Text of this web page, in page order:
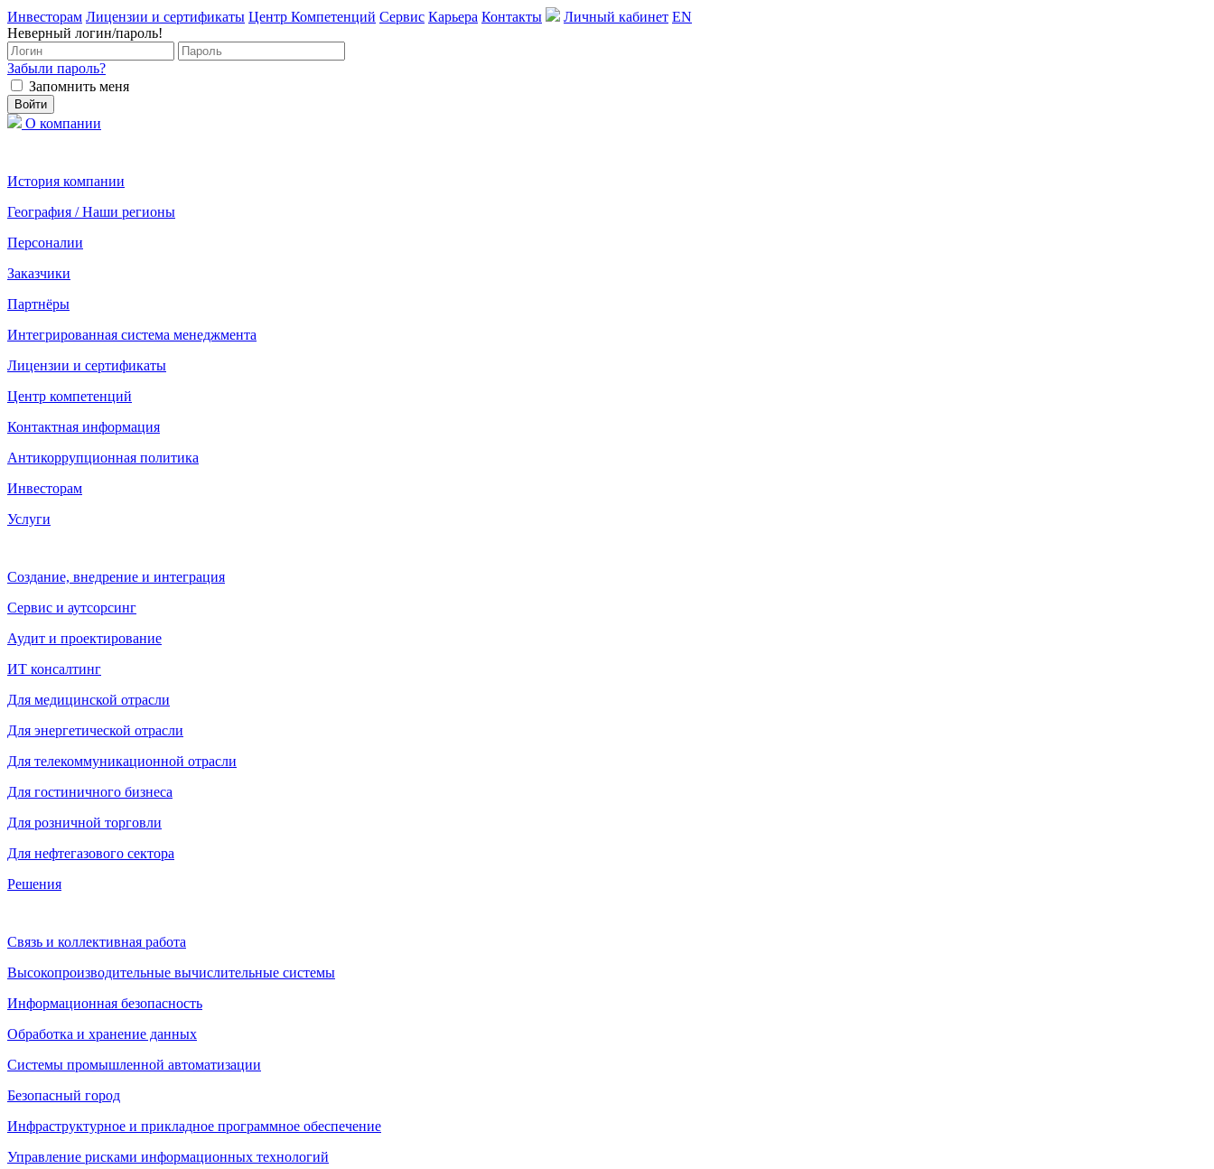
Инвесторам Лицензии и сертификаты Центр Компетенций Сервис Карьера Контакты Личный кабинет EN
Неверный логин/пароль!
Забыли пароль?
Запомнить меня
О компании
История компании
География / Наши регионы
Персоналии
Заказчики
Партнёры
Интегрированная система менеджмента
Лицензии и сертификаты
Центр компетенций
Контактная информация
Антикоррупционная политика
Инвесторам
Услуги
Создание, внедрение и интеграция
Сервис и аутсорсинг
Аудит и проектирование
ИТ консалтинг
Для медицинской отрасли
Для энергетической отрасли
Для телекоммуникационной отрасли
Для гостиничного бизнеса
Для розничной торговли
Для нефтегазового сектора
Решения
Связь и коллективная работа
Высокопроизводительные вычислительные системы
Информационная безопасность
Обработка и хранение данных
Системы промышленной автоматизации
Безопасный город
Инфраструктурное и прикладное программное обеспечение
Управление рисками информационных технологий